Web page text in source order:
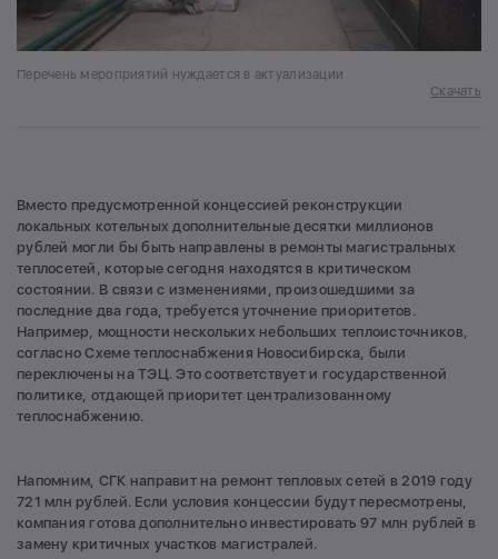
Перечень мероприятий нуждается в актуализации
Скачать
Вместо предусмотренной концессией реконструкции
локальных котельных дополнительные десятки миллионов
рублей могли бы быть направлены в ремонты магистральных
теплосетей, которые сегодня находятся в критическом
состоянии. В связи с изменениями, произошедшими за
последние два года, требуется уточнение приоритетов.
Например, мощности нескольких небольших теплоисточников,
согласно Схеме теплоснабжения Новосибирска, были
переключены на ТЭЦ. Это соответствует и государственной
политике, отдающей приоритет централизованному
теплоснабжению.
Напомним, СГК направит на ремонт тепловых сетей в 2019 году
721 млн рублей. Если условия концессии будут пересмотрены,
компания готова дополнительно инвестировать 97 млн рублей в
замену критичных участков магистралей.